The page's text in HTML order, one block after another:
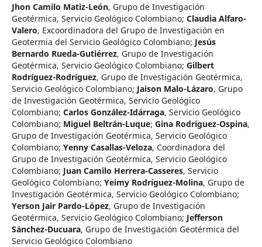
Jhon Camilo Matiz-León, Grupo de Investigación
Geotérmica, Servicio Geológico Colombiano; Claudia Alfaro-
Valero, Excoordinadora del Grupo de Investigación en
Geotermia del Servicio Geológico Colombiano; Jesús
Bernardo Rueda-Gutiérrez, Grupo de Investigación
Geotérmica, Servicio Geológico Colombiano; Gilbert
Rodríguez-Rodríguez, Grupo de Investigación Geotérmica,
Servicio Geológico Colombiano; Jaison Malo-Lázaro, Grupo
de Investigación Geotérmica, Servicio Geológico
Colombiano; Carlos González-Idárraga, Servicio Geológico
Colombiano; Miguel Beltrán-Luque; Gina Rodríguez-Ospina,
Grupo de Investigación Geotérmica, Servicio Geológico
Colombiano; Yenny Casallas-Veloza, Coordinadora del
Grupo de Investigación Geotérmica, Servicio Geológico
Colombiano; Juan Camilo Herrera-Casseres, Servicio
Geológico Colombiano; Yeimy Rodríguez-Molina, Grupo de
Investigación Geotérmica, Servicio Geológico Colombiano;
Yerson Jair Pardo-López, Grupo de Investigación
Geotérmica, Servicio Geológico Colombiano; Jefferson
Sánchez-Ducuara, Grupo de Investigación Geotérmica del
Servicio Geológico Colombiano